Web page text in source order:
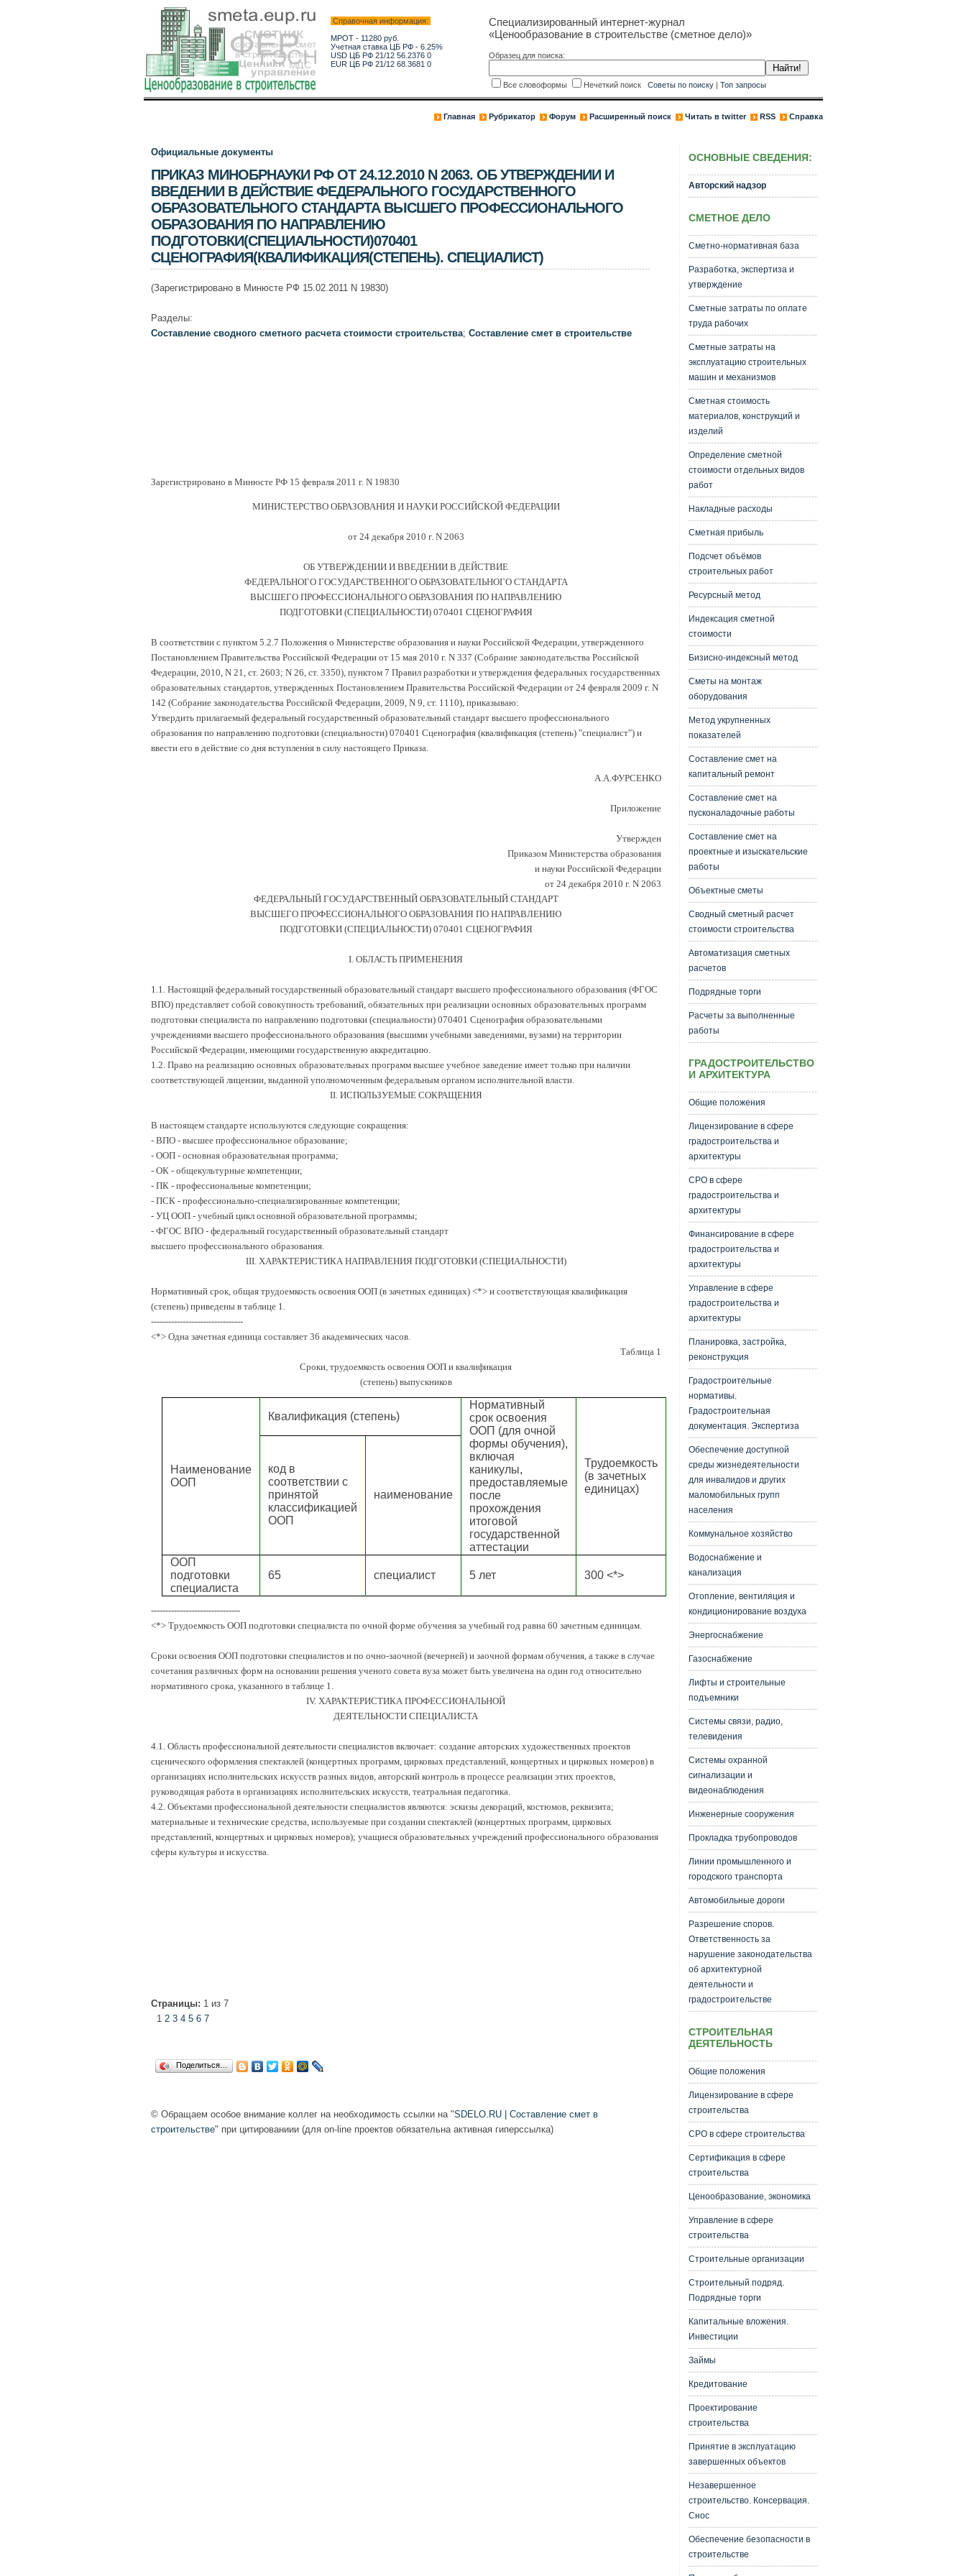
Справочная информация:
МРОТ - 11280 руб.
Учетная ставка ЦБ РФ - 6.25%
USD ЦБ РФ 21/12 56.2376 0
EUR ЦБ РФ 21/12 68.3681 0
Специализированный интернет-журнал
«Ценообразование в строительстве (сметное дело)»
Образец для поиска:
Все словоформы Нечеткий поиск Советы по поиску| Топ запросы
Главная Рубрикатор Форум Расширенный поиск Читать в twitter RSS Справка
Официальные документы
ПРИКАЗ МИНОБРНАУКИ РФ ОТ 24.12.2010 N 2063. ОБ УТВЕРЖДЕНИИ И
ВВЕДЕНИИ В ДЕЙСТВИЕ ФЕДЕРАЛЬНОГО ГОСУДАРСТВЕННОГО
ОБРАЗОВАТЕЛЬНОГО СТАНДАРТА ВЫСШЕГО ПРОФЕССИОНАЛЬНОГО
ОБРАЗОВАНИЯ ПО НАПРАВЛЕНИЮ
ПОДГОТОВКИ(СПЕЦИАЛЬНОСТИ)070401
СЦЕНОГРАФИЯ(КВАЛИФИКАЦИЯ(СТЕПЕНЬ). СПЕЦИАЛИСТ)
(Зарегистрировано в Минюсте РФ 15.02.2011 N 19830)
Разделы:
Составление сводного сметного расчета стоимости строительства; Составление смет в строительстве
Зарегистрировано в Минюсте РФ 15 февраля 2011 г. N 19830
МИНИСТЕРСТВО ОБРАЗОВАНИЯ И НАУКИ РОССИЙСКОЙ ФЕДЕРАЦИИ
от 24 декабря 2010 г. N 2063
ОБ УТВЕРЖДЕНИИ И ВВЕДЕНИИ В ДЕЙСТВИЕ
ФЕДЕРАЛЬНОГО ГОСУДАРСТВЕННОГО ОБРАЗОВАТЕЛЬНОГО СТАНДАРТА
ВЫСШЕГО ПРОФЕССИОНАЛЬНОГО ОБРАЗОВАНИЯ ПО НАПРАВЛЕНИЮ
ПОДГОТОВКИ (СПЕЦИАЛЬНОСТИ) 070401 СЦЕНОГРАФИЯ
В соответствии с пунктом 5.2.7 Положения о Министерстве образования и науки Российской Федерации, утвержденного
Постановлением Правительства Российской Федерации от 15 мая 2010 г. N 337 (Собрание законодательства Российской
Федерации, 2010, N 21, ст. 2603; N 26, ст. 3350), пунктом 7 Правил разработки и утверждения федеральных государственных
образовательных стандартов, утвержденных Постановлением Правительства Российской Федерации от 24 февраля 2009 г. N
142 (Собрание законодательства Российской Федерации, 2009, N 9, ст. 1110), приказываю:
Утвердить прилагаемый федеральный государственный образовательный стандарт высшего профессионального
образования по направлению подготовки (специальности) 070401 Сценография (квалификация (степень) "специалист") и
ввести его в действие со дня вступления в силу настоящего Приказа.
А.А.ФУРСЕНКО
Приложение
Утвержден
Приказом Министерства образования
и науки Российской Федерации
от 24 декабря 2010 г. N 2063
ФЕДЕРАЛЬНЫЙ ГОСУДАРСТВЕННЫЙ ОБРАЗОВАТЕЛЬНЫЙ СТАНДАРТ
ВЫСШЕГО ПРОФЕССИОНАЛЬНОГО ОБРАЗОВАНИЯ ПО НАПРАВЛЕНИЮ
ПОДГОТОВКИ (СПЕЦИАЛЬНОСТИ) 070401 СЦЕНОГРАФИЯ
I. ОБЛАСТЬ ПРИМЕНЕНИЯ
1.1. Настоящий федеральный государственный образовательный стандарт высшего профессионального образования (ФГОС
ВПО) представляет собой совокупность требований, обязательных при реализации основных образовательных программ
подготовки специалиста по направлению подготовки (специальности) 070401 Сценография образовательными
учреждениями высшего профессионального образования (высшими учебными заведениями, вузами) на территории
Российской Федерации, имеющими государственную аккредитацию.
1.2. Право на реализацию основных образовательных программ высшее учебное заведение имеет только при наличии
соответствующей лицензии, выданной уполномоченным федеральным органом исполнительной власти.
II. ИСПОЛЬЗУЕМЫЕ СОКРАЩЕНИЯ
В настоящем стандарте используются следующие сокращения:
- ВПО - высшее профессиональное образование;
- ООП - основная образовательная программа;
- ОК - общекультурные компетенции;
- ПК - профессиональные компетенции;
- ПСК - профессионально-специализированные компетенции;
- УЦ ООП - учебный цикл основной образовательной программы;
- ФГОС ВПО - федеральный государственный образовательный стандарт
высшего профессионального образования.
III. ХАРАКТЕРИСТИКА НАПРАВЛЕНИЯ ПОДГОТОВКИ (СПЕЦИАЛЬНОСТИ)
Нормативный срок, общая трудоемкость освоения ООП (в зачетных единицах) <*> и соответствующая квалификация
(степень) приведены в таблице 1.
--------------------------------
<*> Одна зачетная единица составляет 36 академических часов.
Таблица 1
Сроки, трудоемкость освоения ООП и квалификация
(степень) выпускников
Наименование
ООП
Квалификация (степень)
Нормативный
срок освоения
ООП (для очной
формы обучения),
включая
каникулы,
предоставляемые
после
прохождения
итоговой
государственной
аттестации
Трудоемкость
(в зачетных
единицах)
код в
соответствии с
принятой
классификацией
ООП
наименование
ООП
подготовки
специалиста
65 специалист 5 лет 300 <*>
-------------------------------
<*> Трудоемкость ООП подготовки специалиста по очной форме обучения за учебный год равна 60 зачетным единицам.
Сроки освоения ООП подготовки специалистов и по очно-заочной (вечерней) и заочной формам обучения, а также в случае
сочетания различных форм на основании решения ученого совета вуза может быть увеличена на один год относительно
нормативного срока, указанного в таблице 1.
IV. ХАРАКТЕРИСТИКА ПРОФЕССИОНАЛЬНОЙ
ДЕЯТЕЛЬНОСТИ СПЕЦИАЛИСТА
4.1. Область профессиональной деятельности специалистов включает: создание авторских художественных проектов
сценического оформления спектаклей (концертных программ, цирковых представлений, концертных и цирковых номеров) в
организациях исполнительских искусств разных видов, авторский контроль в процессе реализации этих проектов,
руководящая работа в организациях исполнительских искусств, театральная педагогика.
4.2. Объектами профессиональной деятельности специалистов являются: эскизы декораций, костюмов, реквизита;
материальные и технические средства, используемые при создании спектаклей (концертных программ, цирковых
представлений, концертных и цирковых номеров); учащиеся образовательных учреждений профессионального образования
сферы культуры и искусства.
Страницы: 1 из 7
1 2 3 4 5 6 7
Поделиться…
© Обращаем особое внимание коллег на необходимость ссылки на "SDELO.RU | Составление смет в
строительстве" при цитированиии (для on-line проектов обязательна активная гиперссылка)
ОСНОВНЫЕ СВЕДЕНИЯ:
Авторский надзор
СМЕТНОЕ ДЕЛО
Сметно-нормативная база
Разработка, экспертиза и
утверждение
Сметные затраты по оплате
труда рабочих
Сметные затраты на
эксплуатацию строительных
машин и механизмов
Сметная стоимость
материалов, конструкций и
изделий
Определение сметной
стоимости отдельных видов
работ
Накладные расходы
Сметная прибыль
Подсчет объёмов
строительных работ
Ресурсный метод
Индексация сметной
стоимости
Бизисно-индексный метод
Сметы на монтаж
оборудования
Метод укрупненных
показателей
Составление смет на
капитальный ремонт
Составление смет на
пусконаладочные работы
Составление смет на
проектные и изыскательские
работы
Объектные сметы
Сводный сметный расчет
стоимости строительства
Автоматизация сметных
расчетов
Подрядные торги
Расчеты за выполненные
работы
ГРАДОСТРОИТЕЛЬСТВО
И АРХИТЕКТУРА
Общие положения
Лицензирование в сфере
градостроительства и
архитектуры
СРО в сфере
градостроительства и
архитектуры
Финансирование в сфере
градостроительства и
архитектуры
Управление в сфере
градостроительства и
архитектуры
Планировка, застройка,
реконструкция
Градостроительные
нормативы.
Градостроительная
документация. Экспертиза
Обеспечение доступной
среды жизнедеятельности
для инвалидов и других
маломобильных групп
населения
Коммунальное хозяйство
Водоснабжение и
канализация
Отопление, вентиляция и
кондиционирование воздуха
Энергоснабжение
Газоснабжение
Лифты и строительные
подъемники
Системы связи, радио,
телевидения
Системы охранной
сигнализации и
видеонаблюдения
Инженерные сооружения
Прокладка трубопроводов
Линии промышленного и
городского транспорта
Автомобильные дороги
Разрешение споров.
Ответственность за
нарушение законодательства
об архитектурной
деятельности и
градостроительстве
СТРОИТЕЛЬНАЯ
ДЕЯТЕЛЬНОСТЬ
Общие положения
Лицензирование в сфере
строительства
СРО в сфере строительства
Сертификация в сфере
строительства
Ценообразование, экономика
Управление в сфере
строительства
Строительные организации
Строительный подряд.
Подрядные торги
Капитальные вложения.
Инвестиции
Займы
Кредитование
Проектирование
строительства
Принятие в эксплуатацию
завершенных объектов
Незавершенное
строительство. Консервация.
Снос
Обеспечение безопасности в
строительстве